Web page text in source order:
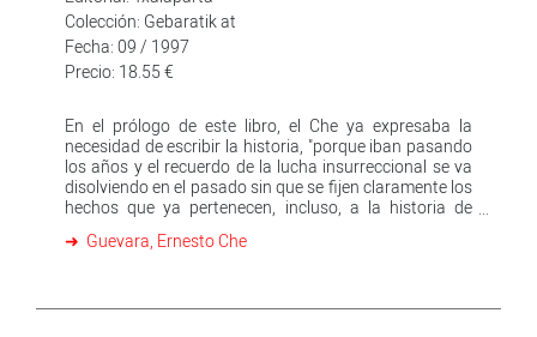
Colección: Gebaratik at
Fecha: 09 / 1997
Precio: 18.55 €
En el prólogo de este libro, el Che ya expresaba la
necesidad de escribir la historia, "porque iban pasando
los años y el recuerdo de la lucha insurreccional se va
disolviendo en el pasado sin que se fijen claramente los
hechos que ya pertenecen, incluso, a la historia de
en su estimación. Esta obra, lo mismo que su propia
movimientos emancipadores del planeta. Hoy día, hay
Guevara, Ernesto Che